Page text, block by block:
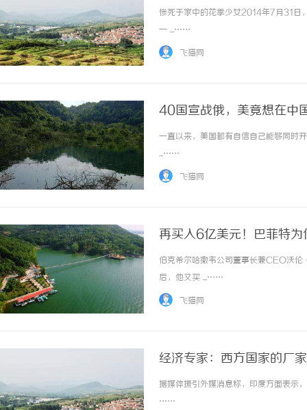
惨死于家中的花季少女2014年7月31日
一 ...……
飞猫网
40国宣战俄，美竟想在中
一直以来，美国都有自信自己能够同时
...……
飞猫网
再买入6亿美元！巴菲特为
伯克希尔哈撒韦公司董事长兼CEO沃
后，他又买 ...……
飞猫网
经济专家：西方国家的厂
据媒体援引外媒消息称，印度方面表示
……